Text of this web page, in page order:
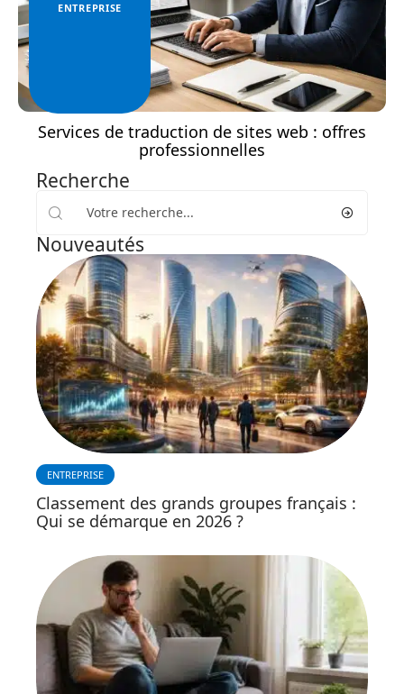
ENTREPRISE
Services de traduction de sites web : offres
professionnelles
Recherche
Nouveautés
ENTREPRISE
Classement des grands groupes français :
Qui se démarque en 2026 ?